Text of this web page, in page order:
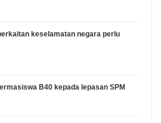
keselamatan negara perlu
B40 kepada lepasan SPM